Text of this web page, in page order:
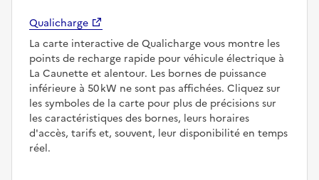
Qualicharge
La carte interactive de Qualicharge vous montre les
points de recharge rapide pour véhicule électrique à
La Caunette et alentour. Les bornes de puissance
inférieure à 50 kW ne sont pas affichées. Cliquez sur
les symboles de la carte pour plus de précisions sur
les caractéristiques des bornes, leurs horaires
d'accès, tarifs et, souvent, leur disponibilité en temps
réel.